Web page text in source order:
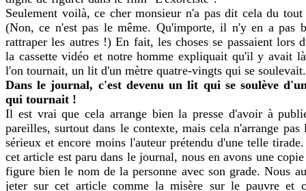
Seulement voilà, ce cher monsieur n'a pas dit cela du
(Non, ce n'est pas le même. Qu'importe, il n'y en a pas
rattraper les autres !) En fait, les choses se passaient lors
la cassette vidéo et notre homme expliquait qu'il y avait
l'on tournait, un lit d'un mètre quatre-vingts qui se
Dans le journal, c'est devenu un lit qui se soulève
qui tournait !
Il est vrai que cela arrange bien la presse d'avoir à
pareilles, surtout dans le contexte, mais cela n'arrange pas
sérieux et encore moins l'auteur prétendu d'une telle
cet article est paru dans le journal, nous en avons une
figure bien le nom de la personne avec son grade. Nous
jeter sur cet article comme la misère sur le pauvre et